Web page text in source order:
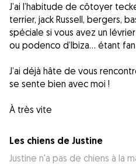
J’ai l’habitude de côtoyer
terrier, jack Russell, bergers,
spéciale si vous avez un
ou podenco d’Ibiza… étant
J’ai déjà hâte de vous
se sente bien avec moi !
À très vite
Les chiens de Justine
Justine n'a pas de chiens à la